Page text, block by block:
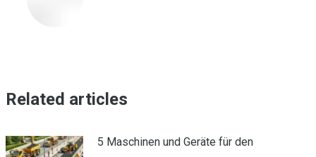
Related articles
5 Maschinen und Geräte für den